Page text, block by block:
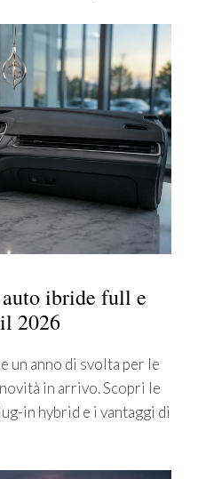
ibride full e
2026
un anno di svolta per le
in arrivo. Scopri le
in hybrid e i vantaggi di